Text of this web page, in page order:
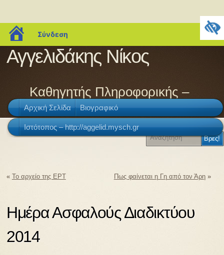
blogs.sch.gr
Σύνδεση
Αγγελιδάκης Νίκος
Καθηγητής Πληροφορικής –
ΠΕ86
Αρχική Σελίδα Βιογραφικό
Ιστότοπος – http://aggelid.mysch.gr
« Το αρχείο της ΕΡΤ Πως φαίνεται η Γη από τον Άρη»
Ημέρα Ασφαλούς Διαδικτύου
2014